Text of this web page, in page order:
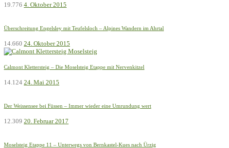
19.776 4. Oktober 2015
Überschreitung Engelsley mit Teufelsloch – Alpines Wandern im Ahrtal
14.660 24. Oktober 2015
Calmont Klettersteig – Die Moselsteig Etappe mit Nervenkitzel
14.124 24. Mai 2015
Der Weissensee bei Füssen – Immer wieder eine Umrundung wert
12.309 20. Februar 2017
Moselsteig Etappe 11 – Unterwegs von Bernkastel-Kues nach Ürzig